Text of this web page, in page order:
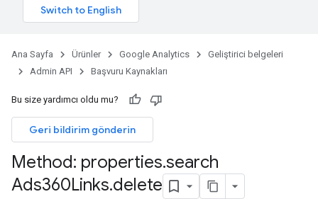
Ana Sayfa Ürünler Google Analytics
Geliştirici belgeleri
Admin API
Başvuru Kaynakları
Bu size yardımcı oldu mu?
Geri bildirim gönderin
Method: properties.search
Ads360Links.delete